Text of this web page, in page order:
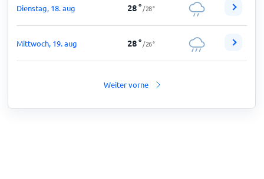
Dienstag, 18. aug 28° /28°
Mittwoch, 19. aug 28° /26°
Weiter vorne